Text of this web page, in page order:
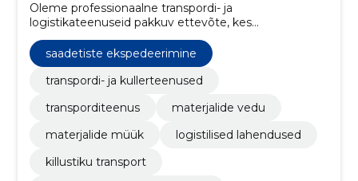
Oleme professionaalne transpordi- ja
logistikateenuseid pakkuv ettevõte, kes
spetsialiseerub materjalide veole ja müügile ning
pakub kvaliteetset ja kompleksset teenust
kallurhaagiste, täishaagiste ja tenthaagistega.
saadetiste ekspedeerimine
transpordi- ja kullerteenused
transporditeenus
materjalide vedu
materjalide müük
logistilised lahendused
killustiku transport